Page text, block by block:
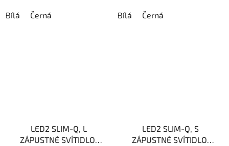
Bílá Černá Bílá Černá
LED2 SLIM-Q, L
ZÁPUSTNÉ SVÍTIDLO,
LED2 SLIM-Q, S
ZÁPUSTNÉ SVÍTIDLO,